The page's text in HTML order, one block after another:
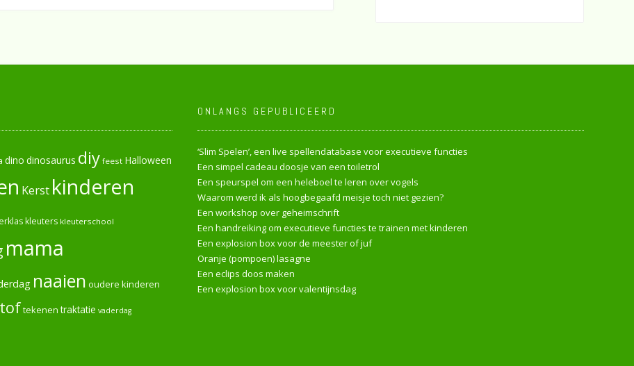
dino dinosaurus diy feest Halloween
Kerst kinderen
kleuters kleuterschool
mama
naaien oudere kinderen
tekenen traktatie vaderdag
ONLANGS GEPUBLICEERD
‘Slim Spelen’, een live spellendatabase voor executieve functies
Een simpel cadeau doosje van een toiletrol
Een speurspel om een heleboel te leren over vogels
Waarom werd ik als hoogbegaafd meisje toch niet gezien?
Een workshop over geheimschrift
Een handreiking om executieve functies te trainen met kinderen
Een explosion box voor de meester of juf
Oranje (pompoen) lasagne
Een eclips doos maken
Een explosion box voor valentijnsdag